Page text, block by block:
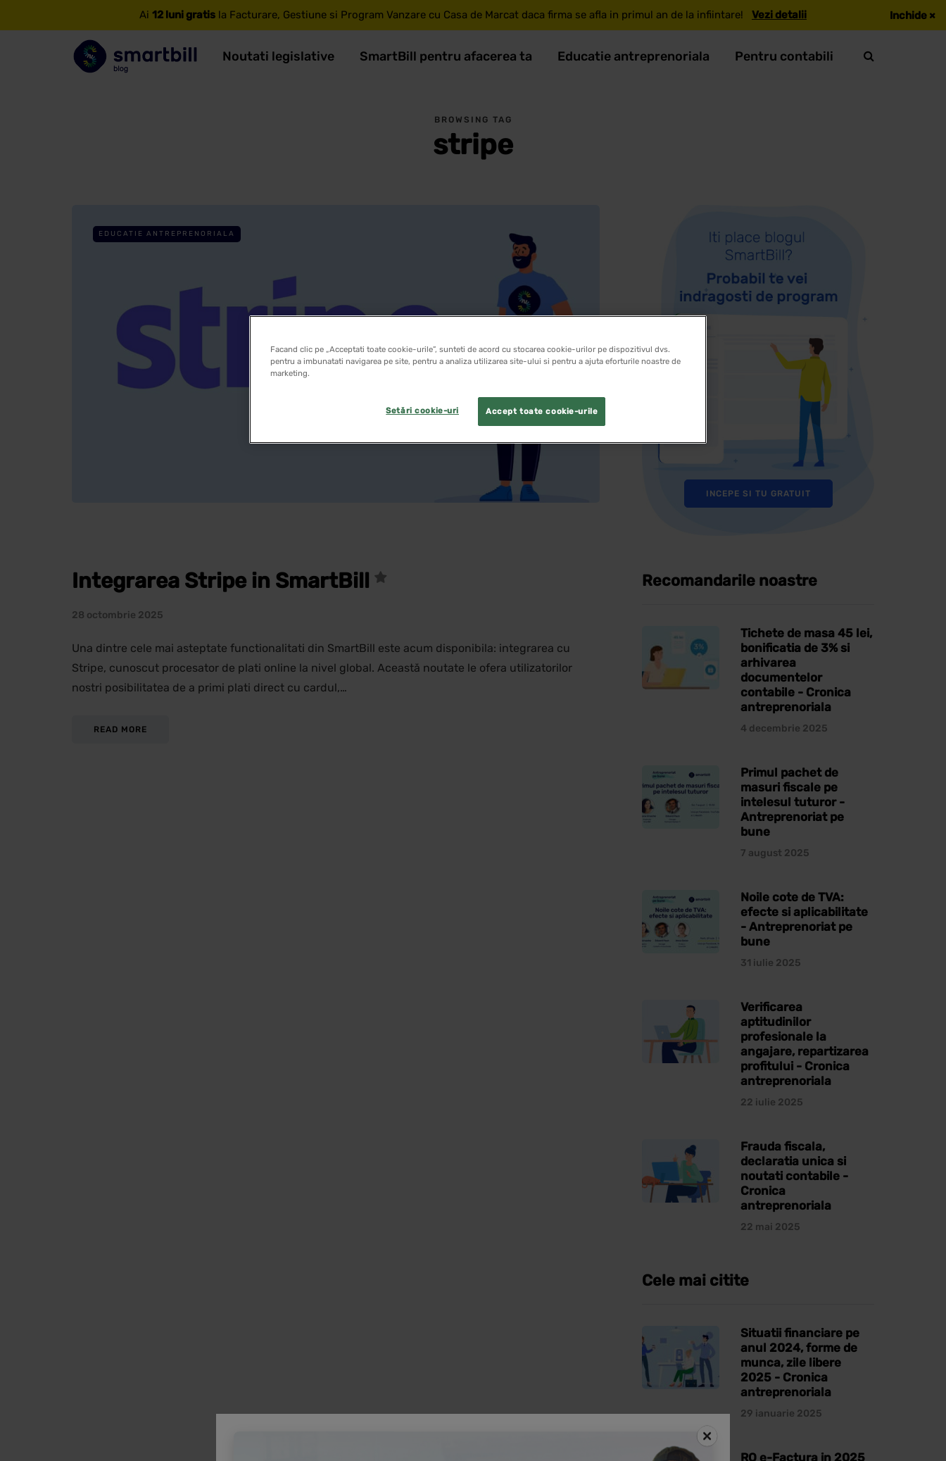
Ai 12 luni gratis la Facturare, Gestiune si Program Vanzare cu Casa de Marcat daca firma se afla in primul an de la infiintare! Vezi detalii Inchide ×
Noutati legislative SmartBill pentru afacerea ta Educatie antreprenoriala Pentru contabili
BROWSING TAG
stripe
EDUCATIE ANTREPRENORIALA
Integrarea Stripe in SmartBill
28 octombrie 2025
Una dintre cele mai asteptate functionalitati din SmartBill este acum disponibila: integrarea cu
Stripe, cunoscut procesator de plati online la nivel global. Această noutate le ofera utilizatorilor
nostri posibilitatea de a primi plati direct cu cardul,…
READ MORE
INCEPE SI TU GRATUIT
Recomandarile noastre
Tichete de masa 45 lei,
bonificatia de 3% si
arhivarea
documentelor
contabile - Cronica
antreprenoriala
4 decembrie 2025
Primul pachet de
masuri fiscale pe
intelesul tuturor -
Antreprenoriat pe
bune
7 august 2025
Noile cote de TVA:
efecte si aplicabilitate
- Antreprenoriat pe
bune
31 iulie 2025
Verificarea
aptitudinilor
profesionale la
angajare, repartizarea
profitului - Cronica
antreprenoriala
22 iulie 2025
Frauda fiscala,
declaratia unica si
noutati contabile -
Cronica
antreprenoriala
22 mai 2025
Cele mai citite
Situatii financiare pe
anul 2024, forme de
munca, zile libere
2025 - Cronica
antreprenoriala
29 ianuarie 2025
RO e-Factura in 2025
Facand clic pe „Acceptati toate cookie-urile”, sunteti de acord cu stocarea cookie-urilor pe dispozitivul dvs.
pentru a imbunatati navigarea pe site, pentru a analiza utilizarea site-ului si pentru a ajuta eforturile noastre de
marketing.
Accept toate cookie-urile
Setări cookie-uri